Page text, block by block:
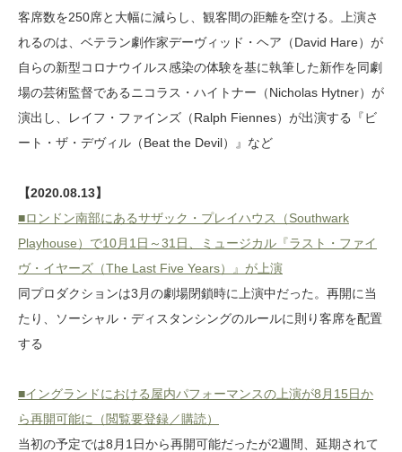
客席数を250席と大幅に減らし、観客間の距離を空ける。上演さ
れるのは、ベテラン劇作家デーヴィッド・ヘア（David Hare）が
自らの新型コロナウイルス感染の体験を基に執筆した新作を同劇
場の芸術監督であるニコラス・ハイトナー（Nicholas Hytner）が
演出し、レイフ・ファインズ（Ralph Fiennes）が出演する『ビ
ート・ザ・デヴィル（Beat the Devil）』など
【2020.08.13】
■ロンドン南部にあるサザック・プレイハウス（Southwark
Playhouse）で10月1日～31日、ミュージカル『ラスト・ファイ
ヴ・イヤーズ（The Last Five Years）』が上演
同プロダクションは3月の劇場閉鎖時に上演中だった。再開に当
たり、ソーシャル・ディスタンシングのルールに則り客席を配置
する
■イングランドにおける屋内パフォーマンスの上演が8月15日か
ら再開可能に（閲覧要登録／購読）
当初の予定では8月1日から再開可能だったが2週間、延期されて